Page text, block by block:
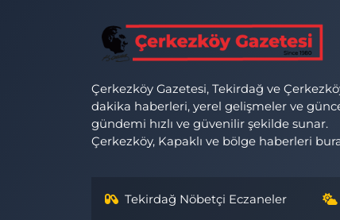
Çerkezköy Gazetesi, Tekirdağ ve
dakika haberleri, yerel gelişmeler ve
gündemi hızlı ve güvenilir şekilde sunar.
Çerkezköy, Kapaklı ve bölge haberleri
Tekirdağ Nöbetçi Eczaneler